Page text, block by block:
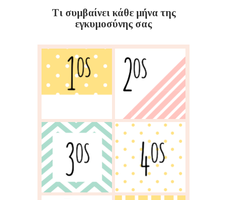
Τι συμβαίνει κάθε μήνα της
εγκυμοσύνης σας